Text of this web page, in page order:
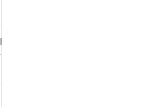
?